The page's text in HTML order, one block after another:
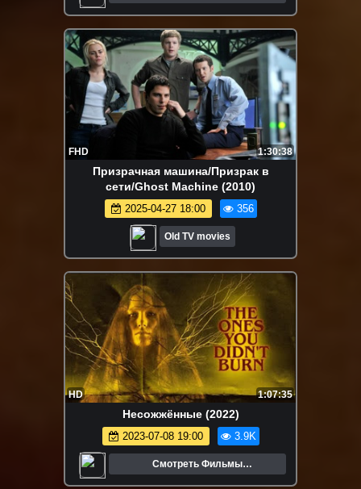
FHD 1:30:38
Призрачная машина/Призрак в
сети/Ghost Machine (2010)
2025-04-27 18:00 356
Old TV movies
HD 1:07:35
Несожжённые (2022)
2023-07-08 19:00 3.9K
Смотреть Фильмы
Онлайн.Трейлеры.Кино.